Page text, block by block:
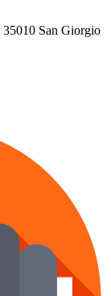
35010 San Giorgio